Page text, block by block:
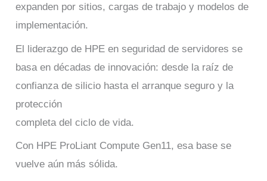
expanden por sitios, cargas de trabajo y modelos de
implementación.
El liderazgo de HPE en seguridad de servidores se
basa en décadas de innovación: desde la raíz de
confianza de silicio hasta el arranque seguro y la
protección
completa del ciclo de vida.
Con HPE ProLiant Compute Gen11, esa base se
vuelve aún más sólida.